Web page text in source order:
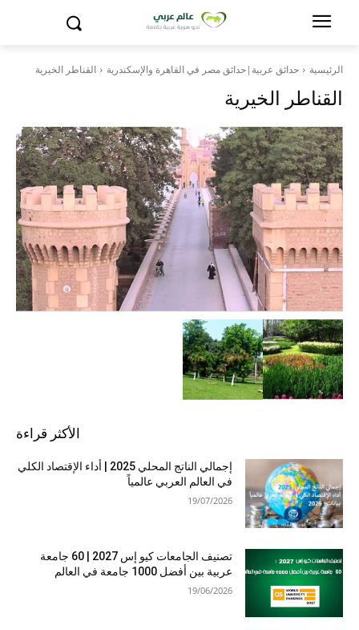
الرئيسية حدائق عربية|حدائق مصر في القاهرة والإسكندرية القناطر الخيرية
القناطر الخيرية
الأكثر قراءة
إجمالي الناتج المحلي 2025 | أداء الإقتصاد الكلي
في العالم العربي عالمياً
19/07/2026
تصنيف الجامعات كيو إس 2027 | 60 جامعة
عربية بين أفضل 1000 جامعة في العالم
19/06/2026